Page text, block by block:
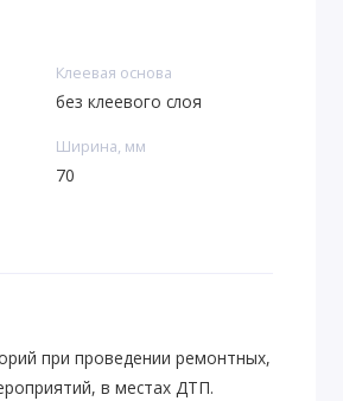
Клеевая основа
без клеевого слоя
Ширина, мм
70
при проведении ремонтных,
в местах ДТП.